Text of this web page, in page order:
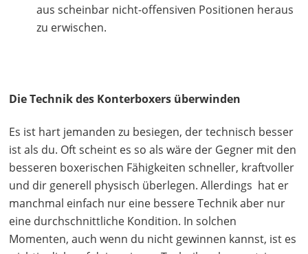
aus scheinbar nicht-offensiven Positionen heraus
zu erwischen.
Die Technik des Konterboxers überwinden
Es ist hart jemanden zu besiegen, der technisch besser
ist als du. Oft scheint es so als wäre der Gegner mit den
besseren boxerischen Fähigkeiten schneller, kraftvoller
und dir generell physisch überlegen. Allerdings hat er
manchmal einfach nur eine bessere Technik aber nur
eine durchschnittliche Kondition. In solchen
Momenten, auch wenn du nicht gewinnen kannst, ist es